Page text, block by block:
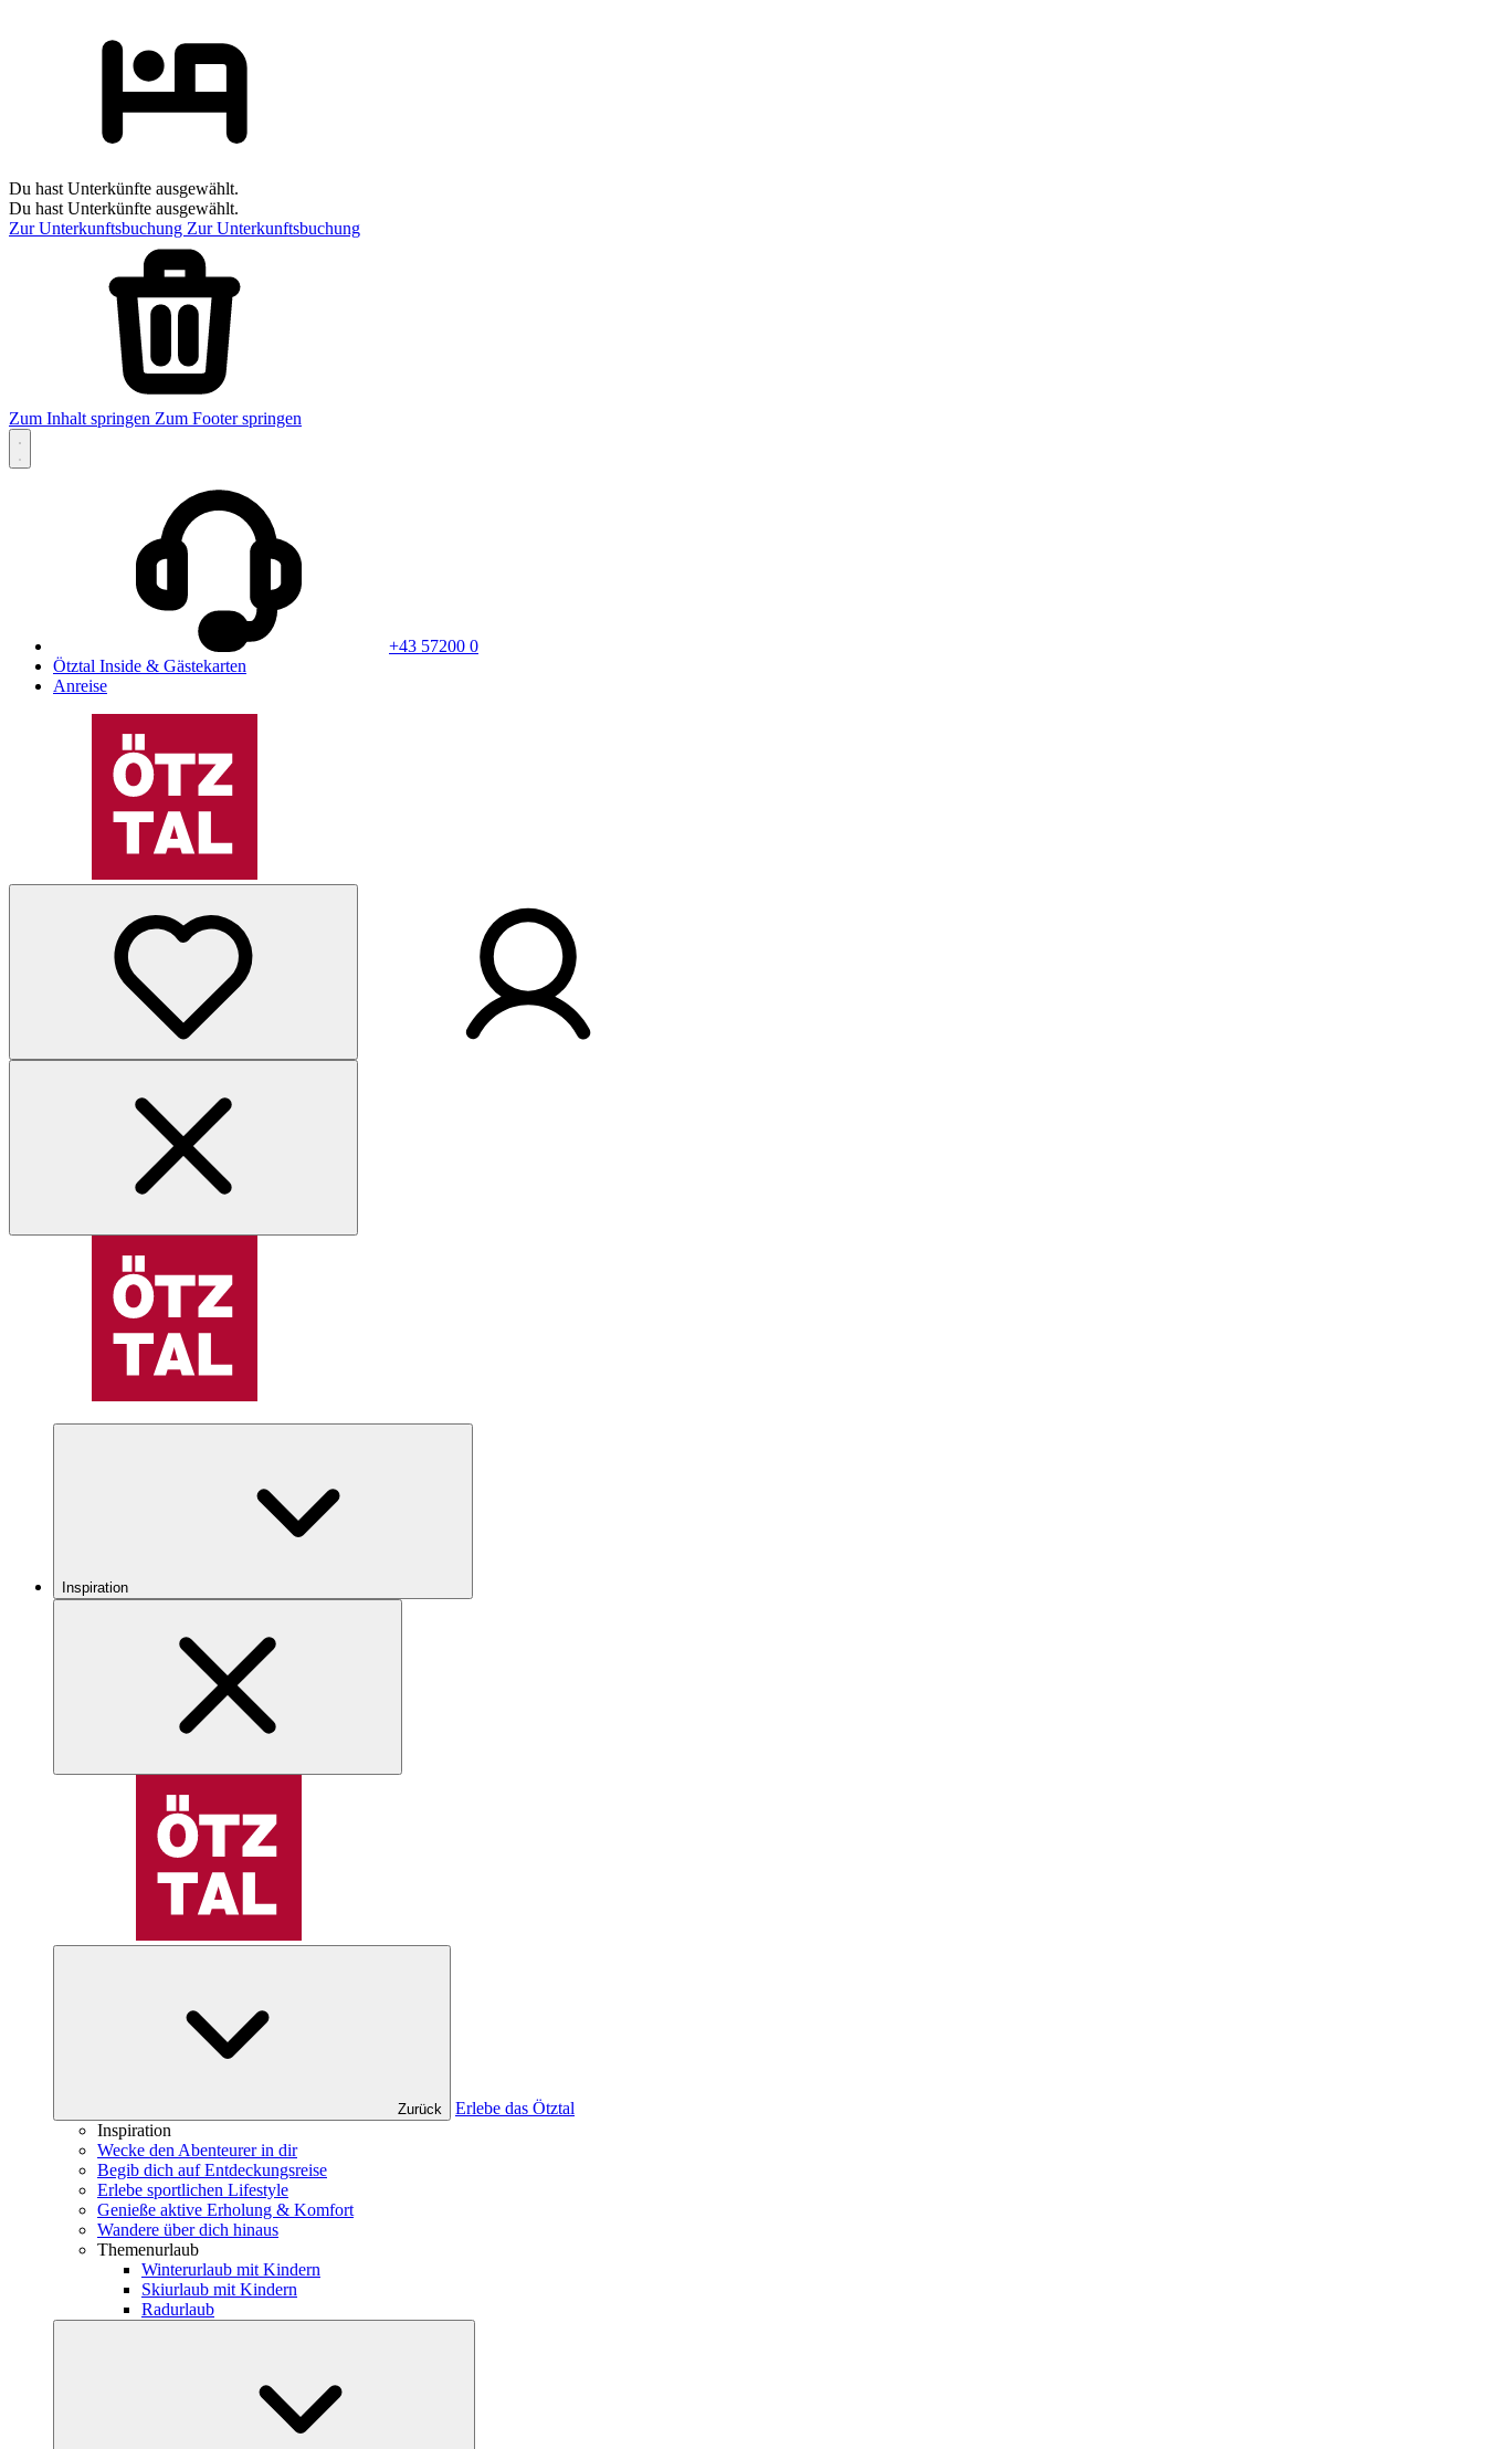
Du hast Unterkünfte ausgewählt.
Du hast Unterkünfte ausgewählt.
Zur Unterkunftsbuchung Zur Unterkunftsbuchung
Zum Inhalt springen Zum Footer springen
+43 57200 0
Ötztal Inside & Gästekarten
Anreise
Inspiration
Zurück
Erlebe das Ötztal
Inspiration
Wecke den Abenteurer in dir
Begib dich auf Entdeckungsreise
Erlebe sportlichen Lifestyle
Genieße aktive Erholung & Komfort
Wandere über dich hinaus
Themenurlaub
Winterurlaub mit Kindern
Skiurlaub mit Kindern
Radurlaub